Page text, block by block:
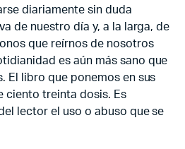
diariamente sin duda
de nuestro día y, a la larga, de
que reírnos de nosotros
es aún más sano que
El libro que ponemos en sus
ciento treinta dosis. Es
lector el uso o abuso que se